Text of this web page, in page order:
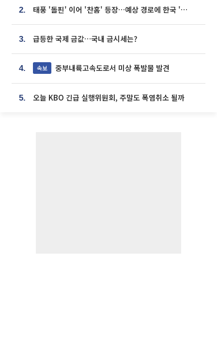
2. 태풍 '돌핀' 이어 '찬홈' 등장…예상 경로에 한국 '한숨'
3. 급등한 국제 금값…국내 금시세는?
4. 속보 중부내륙고속도로서 미상 폭발물 발견
5. 오늘 KBO 긴급 실행위원회, 주말도 폭염취소 될까